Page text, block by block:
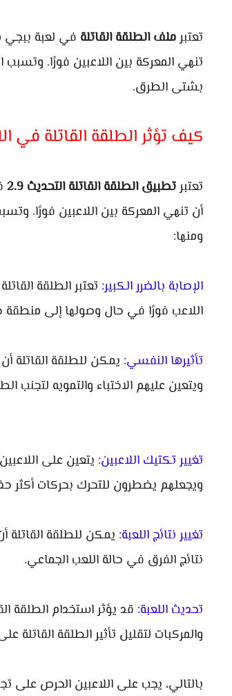
تعتبرملف الطلقة القاتلة في لعبة ببجي
تنهي المعركة بين اللاعبين فورًا. وتسبب
بشتى الطرق.
كيف تؤثر الطلقة القاتلة في
تعتبرتطبيق الطلقة القاتلة التحديث 2.9
أن تنهي المعركة بين اللاعبين فورًا.
ومنها:
الإصابة بالضرر الكبير: تعتبر الطلقة
اللاعب فورًا في حال وصولها إلى
تأثيرها النفسي: يمكن للطلقة القاتلة
ويتعين عليهم الاختباء والتمويه لتجنب
تغيير تكتيك اللاعبين: يتعين على
ويجعلهم يضطرون للتحرك بحركات أكثر
تغيير نتائج اللعبة: يمكن للطلقة القاتلة
نتائج الفرق في حالة اللعب الجماعي.
تحديث اللعبة: قد يؤثر استخدام الطلقة
والمركبات لتقليل تأثير الطلقة القاتلة
بالتالي، يجب على اللاعبين الحرص على